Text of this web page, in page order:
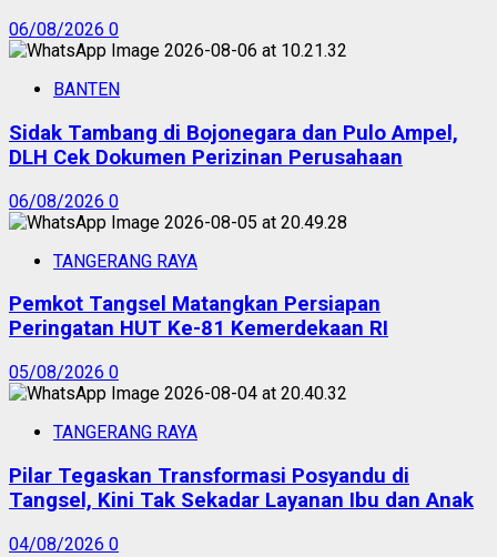
06/08/2026 0
BANTEN
Sidak Tambang di Bojonegara dan Pulo Ampel,
DLH Cek Dokumen Perizinan Perusahaan
06/08/2026 0
TANGERANG RAYA
Pemkot Tangsel Matangkan Persiapan
Peringatan HUT Ke-81 Kemerdekaan RI
05/08/2026 0
TANGERANG RAYA
Pilar Tegaskan Transformasi Posyandu di
Tangsel, Kini Tak Sekadar Layanan Ibu dan Anak
04/08/2026 0